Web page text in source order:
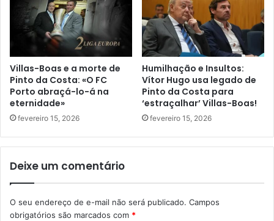
Villas-Boas e a morte de
Pinto da Costa: «O FC
Porto abraçá-lo-á na
eternidade»
fevereiro 15, 2026
Humilhação e Insultos:
Vítor Hugo usa legado de
Pinto da Costa para
‘estraçalhar’ Villas-Boas!
fevereiro 15, 2026
Deixe um comentário
O seu endereço de e-mail não será publicado. Campos
obrigatórios são marcados com *